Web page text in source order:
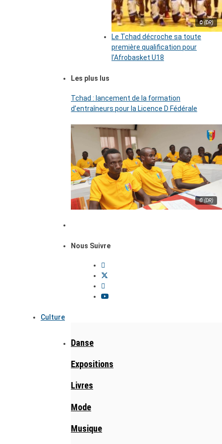
© (DR)
Le Tchad décroche sa toute
première qualification pour
l’Afrobasket U18
Les plus lus
Tchad : lancement de la formation
d’entraîneurs pour la Licence D Fédérale
© (DR)
Nous Suivre
Culture
Danse
Expositions
Livres
Mode
Musique